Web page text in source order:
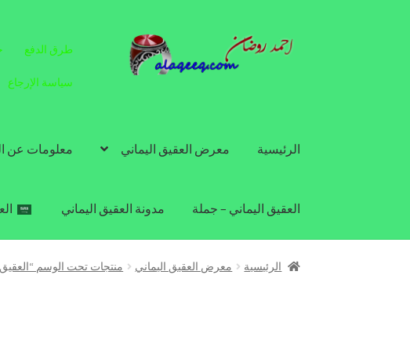
Skip
Skip
طرق الدفع
سياسة الإرجاع
الرئيسية معرض العقيق اليماني معلومات عن
العقيق اليماني – جملة مدونة العقيق اليماني
الرئيسية معرض العقيق اليماني منتجات تحت الوسم